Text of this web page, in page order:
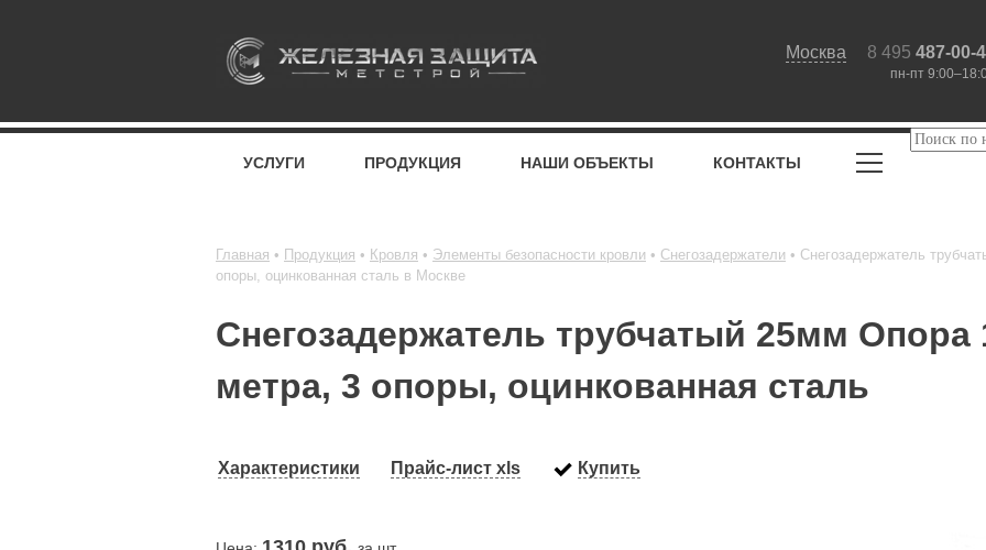
Москва 8 495 487-00-
пн-пт
УСЛУГИ ПРОДУКЦИЯ НАШИ ОБЪЕКТЫ КОНТАКТЫ
Главная Продукция Кровля Элементы безопасности кровли Снегозадержатели
Снегозадержатель
опоры, оцинкованная сталь в Москве
Снегозадержатель трубчатый 25мм
метра, 3 опоры, оцинкованная сталь
Характеристики Прайс-лист xls Купить